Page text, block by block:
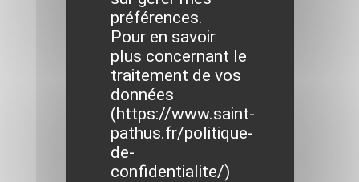
préférences.
Pour en savoir
plus concernant le
traitement de vos
données
(https://www.saint-
pathus.fr/politique-
de-
confidentialite/)